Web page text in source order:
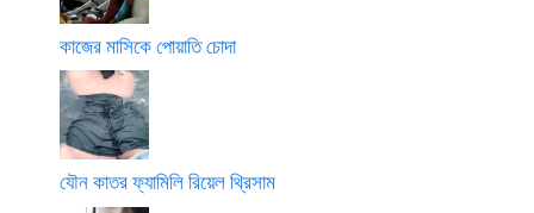
কাজের মাসিকে পোয়াতি চোদা
যৌন কাতর ফ্যামিলি রিয়েল থ্রিসাম